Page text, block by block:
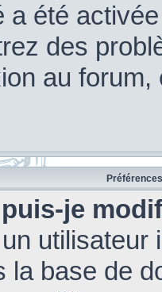
a été
des
au
je
la base de